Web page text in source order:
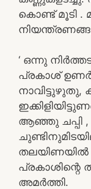
കൊണ്ട് മൂടി .
‘ ഒന്നു
പ്രകാശ്
നാവിട്ടുഴുതു,
ആഞ്ഞു ചപ്പി ,
തലയിണയിൽ
പ്രകാശിന്റെ
അമർത്തി.